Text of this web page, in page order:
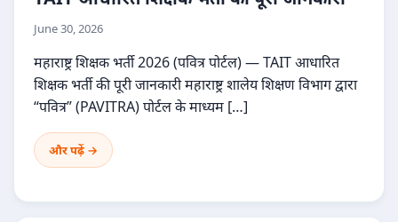
June 30, 2026
महाराष्ट्र शिक्षक भर्ती 2026 (पवित्र पोर्टल) — TAIT आधारित
शिक्षक भर्ती की पूरी जानकारी महाराष्ट्र शालेय शिक्षण विभाग द्वारा
“पवित्र” (PAVITRA) पोर्टल के माध्यम […]
और पढ़ें →